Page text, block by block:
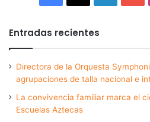
Entradas recientes
Directora de la Orquesta
agrupaciones de talla nacional e
La convivencia familiar marca el
Escuelas Aztecas